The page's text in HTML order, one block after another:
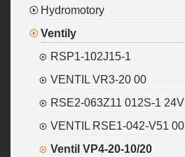
Hydromotory
Ventily
RSP1-102J15-1
VENTIL VR3-20 00
RSE2-063Z11 012S-1 24V
VENTIL RSE1-042-V51 00
Ventil VP4-20-10/20